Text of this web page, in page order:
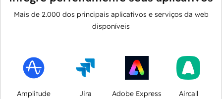
Mais de 2.000 dos principais aplicativos e serviços da web
disponíveis
Amplitude Jira Adobe Express Aircall